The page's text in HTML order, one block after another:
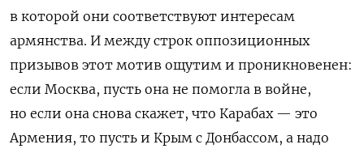
в которой они соответствуют интересам
армянства. И между строк оппозиционных
призывов этот мотив ощутим и проникновенен:
если Москва, пусть она не помогла в войне,
но если она снова скажет, что Карабах — это
Армения, то пусть и Крым с Донбассом, а надо